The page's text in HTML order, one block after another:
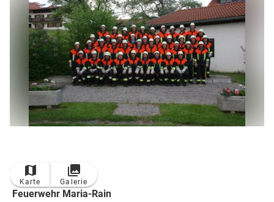
Karte Galerie
Feuerwehr Maria-Rain